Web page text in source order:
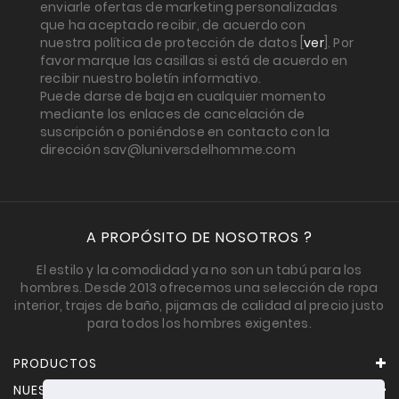
enviarle ofertas de marketing personalizadas
que ha aceptado recibir, de acuerdo con
nuestra política de protección de datos [ver]. Por
favor marque las casillas si está de acuerdo en
recibir nuestro boletín informativo.
Puede darse de baja en cualquier momento
mediante los enlaces de cancelación de
suscripción o poniéndose en contacto con la
dirección sav@luniversdelhomme.com
A PROPÓSITO DE NOSOTROS ?
El estilo y la comodidad ya no son un tabú para los
hombres. Desde 2013 ofrecemos una selección de ropa
interior, trajes de baño, pijamas de calidad al precio justo
para todos los hombres exigentes.
PRODUCTOS
NUESTRA EMPRESA